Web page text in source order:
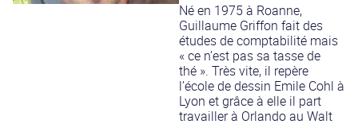
Né en 1975 à Roanne,
Guillaume Griffon fait des
études de comptabilité mais
« ce n’est pas sa tasse de
thé ». Très vite, il repère
l’école de dessin Emile Cohl à
Lyon et grâce à elle il part
travailler à Orlando au Walt